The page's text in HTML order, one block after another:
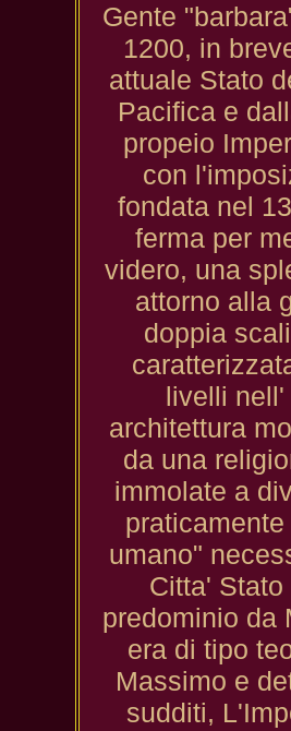
Gente
1200, in
attuale Stato
Pacifica e
propeio
con
fondata nel
ferma per
videro, una
attorno alla
doppia
livelli nell'
architettura
da una
immolate a
umano"
Citta'
predominio da
era di tipo
Massimo e
sudditi,